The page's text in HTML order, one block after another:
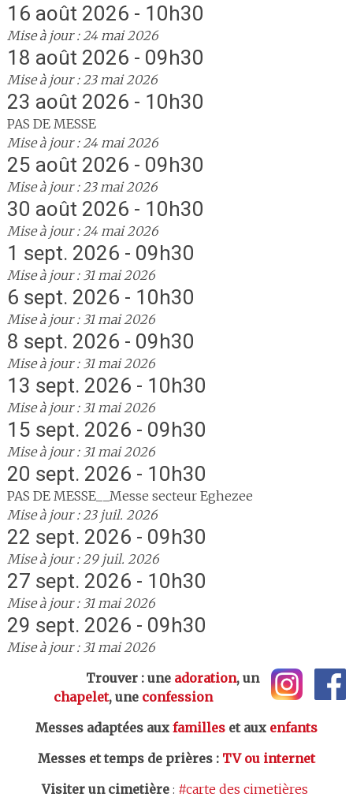
16 août 2026 - 10h30
Mise à jour : 24 mai 2026
18 août 2026 - 09h30
Mise à jour : 23 mai 2026
23 août 2026 - 10h30
PAS DE MESSE
Mise à jour : 24 mai 2026
25 août 2026 - 09h30
Mise à jour : 23 mai 2026
30 août 2026 - 10h30
Mise à jour : 24 mai 2026
1 sept. 2026 - 09h30
Mise à jour : 31 mai 2026
6 sept. 2026 - 10h30
Mise à jour : 31 mai 2026
8 sept. 2026 - 09h30
Mise à jour : 31 mai 2026
13 sept. 2026 - 10h30
Mise à jour : 31 mai 2026
15 sept. 2026 - 09h30
Mise à jour : 31 mai 2026
20 sept. 2026 - 10h30
PAS DE MESSE__Messe secteur Eghezee
Mise à jour : 23 juil. 2026
22 sept. 2026 - 09h30
Mise à jour : 29 juil. 2026
27 sept. 2026 - 10h30
Mise à jour : 31 mai 2026
29 sept. 2026 - 09h30
Mise à jour : 31 mai 2026
Trouver : une adoration, un
chapelet, une confession
Messes adaptées aux familleset aux enfants
Messes et temps de prières: TV ou internet
Visiter un cimetière: #carte des cimetières